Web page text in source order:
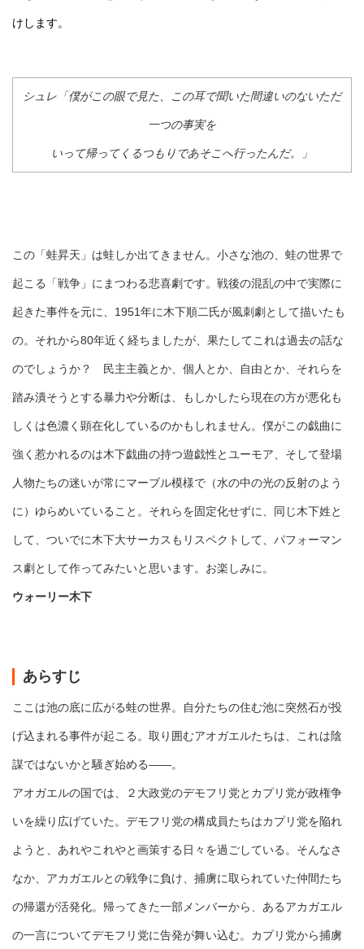
けします。
シュレ「僕がこの眼で見た、この耳で聞いた間違いのないただ
一つの事実を
いって帰ってくるつもりであそこへ行ったんだ。」
この「蛙昇天」は蛙しか出てきません。小さな池の、蛙の世界で
起こる「戦争」にまつわる悲喜劇です。戦後の混乱の中で実際に
起きた事件を元に、1951年に木下順二氏が風刺劇として描いたも
の。それから80年近く経ちましたが、果たしてこれは過去の話な
のでしょうか？ 民主主義とか、個人とか、自由とか、それらを
踏み潰そうとする暴力や分断は、もしかしたら現在の方が悪化も
しくは色濃く顕在化しているのかもしれません。僕がこの戯曲に
強く惹かれるのは木下戯曲の持つ遊戯性とユーモア、そして登場
人物たちの迷いが常にマーブル模様で（水の中の光の反射のよう
に）ゆらめいていること。それらを固定化せずに、同じ木下姓と
して、ついでに木下大サーカスもリスペクトして、パフォーマン
ス劇として作ってみたいと思います。お楽しみに。
ウォーリー木下
あらすじ
ここは池の底に広がる蛙の世界。自分たちの住む池に突然石が投
げ込まれる事件が起こる。取り囲むアオガエルたちは、これは陰
謀ではないかと騒ぎ始める――。
アオガエルの国では、２大政党のデモフリ党とカプリ党が政権争
いを繰り広げていた。デモフリ党の構成員たちはカプリ党を陥れ
ようと、あれやこれやと画策する日々を過ごしている。そんなさ
なか、アカガエルとの戦争に負け、捕虜に取られていた仲間たち
の帰還が活発化。帰ってきた一部メンバーから、あるアカガエル
の一言についてデモフリ党に告発が舞い込む。カプリ党から捕虜